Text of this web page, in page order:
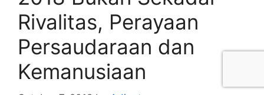
Rivalitas, Perayaan
Persaudaraan dan
Kemanusiaan